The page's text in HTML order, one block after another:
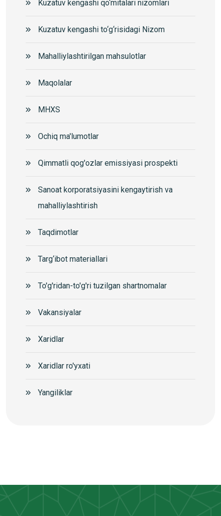
Kuzatuv kengashi qo‘mitalari nizomlari
Kuzatuv kengashi to‘g‘risidagi Nizom
Mahalliylashtirilgan mahsulotlar
Maqolalar
MHXS
Ochiq ma'lumotlar
Qimmatli qog'ozlar emissiyasi prospekti
Sanoat korporatsiyasini kengaytirish va
mahalliylashtirish
Taqdimotlar
Targ‘ibot materiallari
To'g'ridan-to'g'ri tuzilgan shartnomalar
Vakansiyalar
Xaridlar
Xaridlar ro'yxati
Yangiliklar